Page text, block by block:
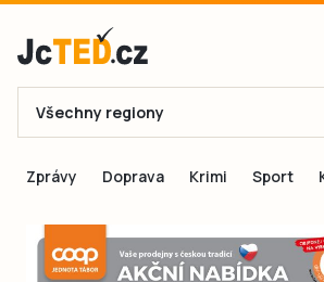
E-mail
Všechny regiony
Zprávy Doprava Krimi Sport